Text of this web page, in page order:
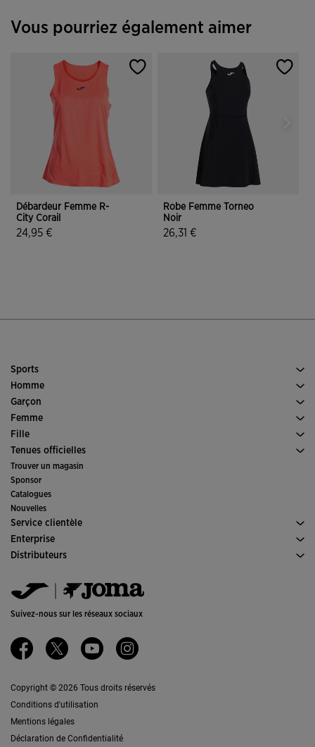
Vous pourriez également aimer
Débardeur Femme R-
City Corail
24,95 €
Robe Femme Torneo
Noir
26,31 €
Sports
Running
Football
Padel
Trail Running
Homme
Chaussures Homme
Sports
Garçon
Voir tous les vêtements Garçon
Femme
Chaussures Femme
Sports
Fille
Voir tous les vêtements Fille
Tenues officielles
Football
Futsal
Comités et fédérations
Éditions Spéciales
Trouver un magasin
Sponsor
Catalogues
Nouvelles
Service clientèle
Conditions de Vente
Transport-et-livraison
FAQs
Enterprise
Histoire
Canal éthique
Politique de qualité et d'environnement
Emplois
Ethics Channel
Distributeurs
Jomanet
Service Marketing
Contacter
Suivez-nous sur les réseaux sociaux
Copyright © 2026 Tous droits réservés
Conditions d'utilisation
Mentions légales
Déclaration de Confidentialité